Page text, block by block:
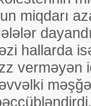
miqdarı
hallarda
verməyən